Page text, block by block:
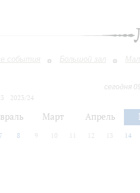
события Большой зал
сегодня
2023/24
Март Апрель
7 8 9 10 12 13 14